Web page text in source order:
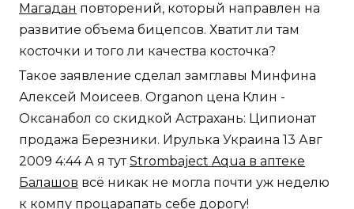
Магадан повторений, который направлен на
развитие объема бицепсов. Хватит ли там
косточки и того ли качества косточка?
Такое заявление сделал замглавы Минфина
Алексей Моисеев. Organon цена Клин -
Оксанабол со скидкой Астрахань: Ципионат
продажа Березники. Ирулька Украина 13 Авг
2009 4:44 А я тутStrombaject Aqua в аптеке
Балашов всё никак не могла почти уж неделю
к компу процарапать себе дорогу!